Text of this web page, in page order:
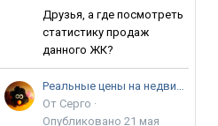
Друзья, а где посмотреть
статистику продаж
данного ЖК?
Реальные цены на недвижимость в Анапе
От Серго ·
Опубликовано 21 мая